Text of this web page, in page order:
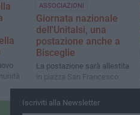
ASSOCIAZIONI
Giornata nazionale
dell'Unitalsi, una
postazione anche a
Bisceglie
La postazione sarà allestita
in piazza San Francesco
Iscriviti alla Newsletter